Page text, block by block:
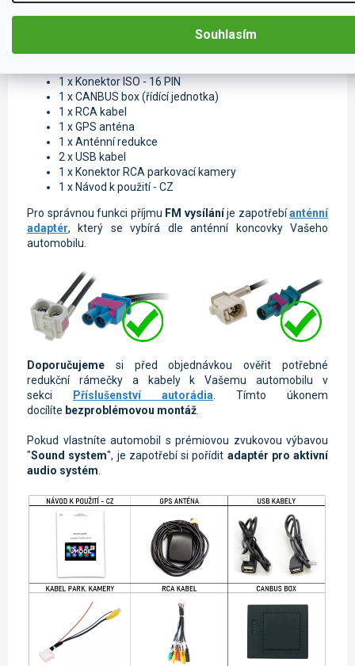
Souhlasím
Příslušenství k autorádiu
1 xKonektor ISO - 16 PIN
1 x CANBUS box (řídící jednotka)
1 x RCA kabel
1 x GPS anténa
1 x Anténní redukce
2 x USB kabel
1 x Konektor RCA parkovací kamery
1 x Návod k použití - CZ
Pro správnou funkci příjmu FM vysílání je zapotřebí anténní
adaptér, který se vybírá dle anténní koncovky Vašeho
automobilu.
Doporučujeme
si před objednávkou ověřit potřebné
redukční rámečky a kabely k Vašemu automobilu v
sekci
Příslušenství autorádia. Tímto úkonem
docílíte bezproblémovou montáž.
Pokud vlastníte automobil s prémiovou zvukovou výbavou
"Sound system", je zapotřebí si pořídit adaptér pro aktivní
audio systém.